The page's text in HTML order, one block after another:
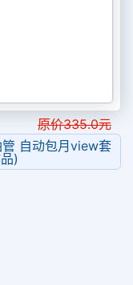
原价335.0元
自动包月view套
)